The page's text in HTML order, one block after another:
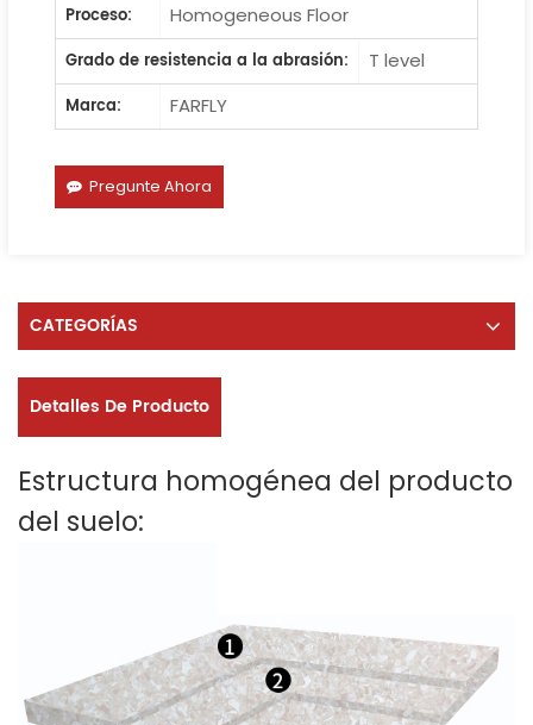
Proceso:
Homogeneous Floor
Grado de resistencia a la abrasión:
T level
Marca:
FARFLY
Pregunte Ahora
CATEGORÍAS
Detalles De Producto
Estructura homogénea del producto
del suelo: